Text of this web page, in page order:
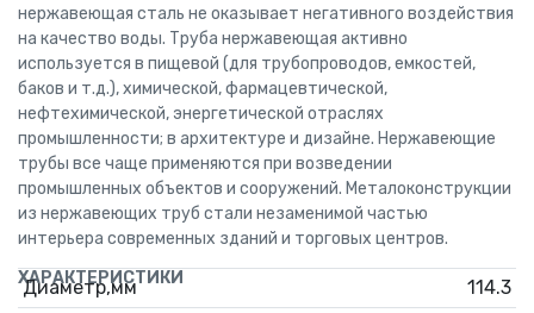
нержавеющая сталь не оказывает негативного воздействия
на качество воды. Труба нержавеющая активно
используется в пищевой (для трубопроводов, емкостей,
баков и т.д.), химической, фармацевтической,
нефтехимической, энергетической отраслях
промышленности; в архитектуре и дизайне. Нержавеющие
трубы все чаще применяются при возведении
промышленных объектов и сооружений. Металоконструкции
из нержавеющих труб стали незаменимой частью
интерьера современных зданий и торговых центров.
ХАРАКТЕРИСТИКИ
Диаметр,мм
114.3